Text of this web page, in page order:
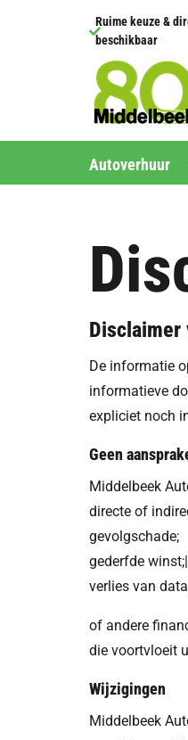

Ruime keuze &
beschikbaar
Autoverhuur
De informatie
informatieve
expliciet noch
Geen
Middelbeek
directe of
gevolgschade;
gederfde winst;|
verlies van
of andere
die voortvloeit
Wijzigingen
Middelbeek